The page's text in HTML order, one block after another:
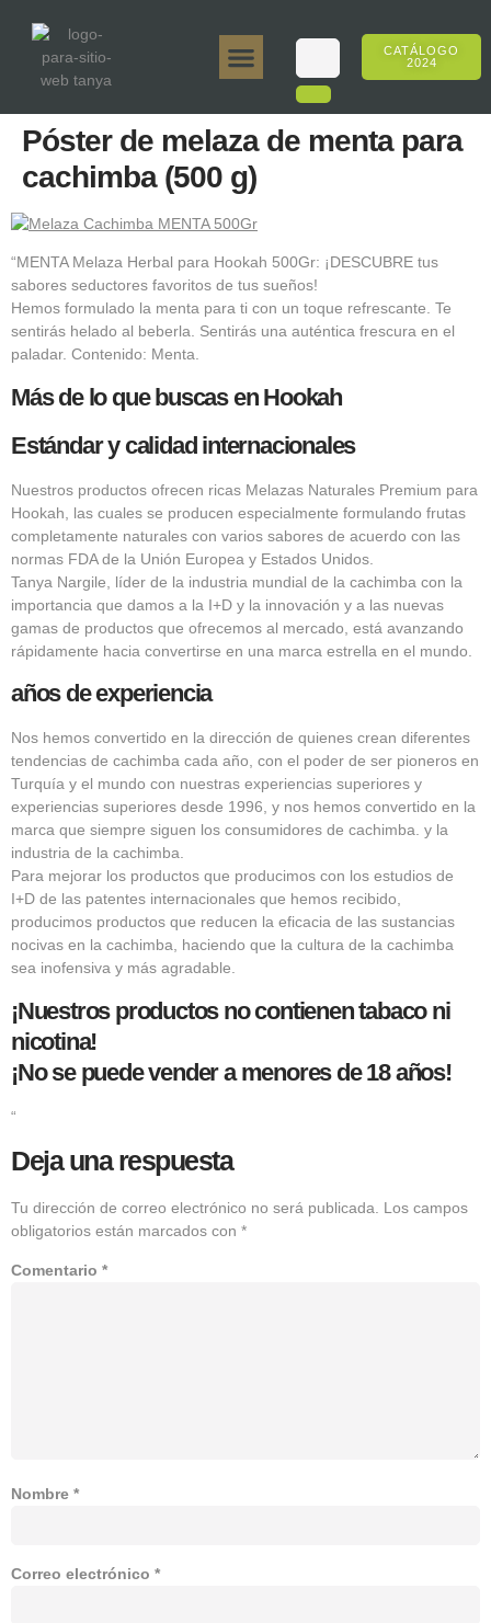
CATÁLOGO
2024
Póster de melaza de menta para
cachimba (500 g)
“MENTA Melaza Herbal para Hookah 500Gr: ¡DESCUBRE tus
sabores seductores favoritos de tus sueños!
Hemos formulado la menta para ti con un toque refrescante. Te
sentirás helado al beberla. Sentirás una auténtica frescura en el
paladar. Contenido: Menta.
Más de lo que buscas en Hookah
Estándar y calidad internacionales
Nuestros productos ofrecen ricas Melazas Naturales Premium para
Hookah, las cuales se producen especialmente formulando frutas
completamente naturales con varios sabores de acuerdo con las
normas FDA de la Unión Europea y Estados Unidos.
Tanya Nargile, líder de la industria mundial de la cachimba con la
importancia que damos a la I+D y la innovación y a las nuevas
gamas de productos que ofrecemos al mercado, está avanzando
rápidamente hacia convertirse en una marca estrella en el mundo.
años de experiencia
Nos hemos convertido en la dirección de quienes crean diferentes
tendencias de cachimba cada año, con el poder de ser pioneros en
Turquía y el mundo con nuestras experiencias superiores y
experiencias superiores desde 1996, y nos hemos convertido en la
marca que siempre siguen los consumidores de cachimba. y la
industria de la cachimba.
Para mejorar los productos que producimos con los estudios de
I+D de las patentes internacionales que hemos recibido,
producimos productos que reducen la eficacia de las sustancias
nocivas en la cachimba, haciendo que la cultura de la cachimba
sea inofensiva y más agradable.
¡Nuestros productos no contienen tabaco ni
nicotina!
¡No se puede vender a menores de 18 años!
“
Deja una respuesta
Tu dirección de correo electrónico no será publicada.
Los campos
obligatorios están marcados con *
Comentario *
Nombre *
Correo electrónico *